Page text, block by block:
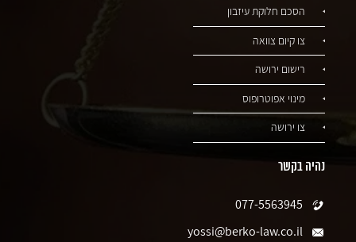
הסכם חלוקת עיזבון
צו קיום צוואה
רישום ירושה
מינוי אפוטרופוס
צו ירושה
נהיה בקשר
077-5563945
yossi@berko-law.co.il